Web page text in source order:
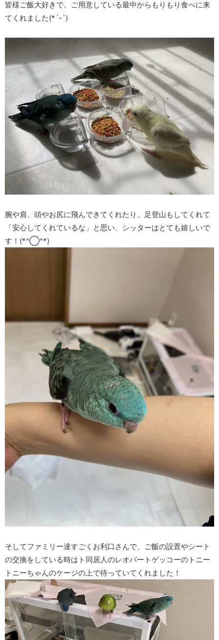
皆様ご飯大好きで、ご用意している最中からもりもり食べに来
てくれました(*´-`)
腕や肩、頭やお尻に飛んできてくれたり、足登山もしてくれて
「安心してくれているな」と思い、シッターはとても嬉しいで
す！(*^◯^*)
そしてファミリー達すごくお利口さんで、ご飯の設置やシート
の交換をしている時はト同居人のレオパートゲッコーのトニー
トニーちゃんのケージの上で待っていてくれました！